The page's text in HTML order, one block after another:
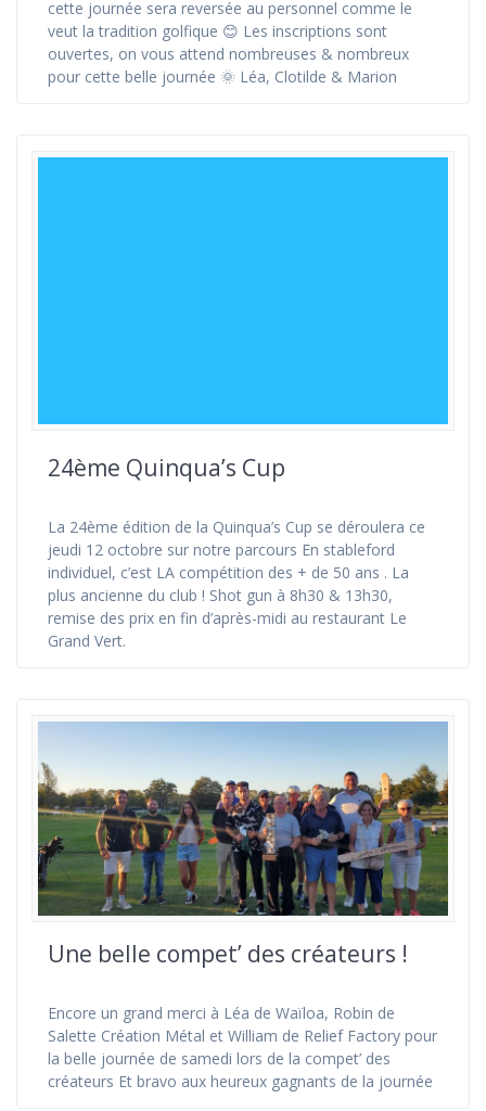
cette journée sera reversée au personnel comme le
veut la tradition golfique 😊 Les inscriptions sont
ouvertes, on vous attend nombreuses & nombreux
pour cette belle journée 🌞 Léa, Clotilde & Marion
24ème Quinqua’s Cup
La 24ème édition de la Quinqua’s Cup se déroulera ce
jeudi 12 octobre sur notre parcours En stableford
individuel, c’est LA compétition des + de 50 ans . La
plus ancienne du club ! Shot gun à 8h30 & 13h30,
remise des prix en fin d’après-midi au restaurant Le
Grand Vert.
Une belle compet’ des créateurs !
Encore un grand merci à Léa de Waïloa, Robin de
Salette Création Métal et William de Relief Factory pour
la belle journée de samedi lors de la compet’ des
créateurs Et bravo aux heureux gagnants de la journée